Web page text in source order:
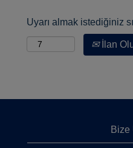
Uyarı almak istediğiniz
İlan
Bize